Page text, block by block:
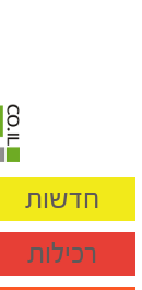
חדשות
רכילות